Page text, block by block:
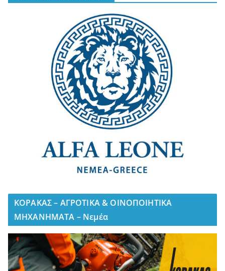
ΚΟΡΑΚΑΣ – ΑΓΡΟΤΙΚΑ & ΟΙΝΟΠΟΙΗΤΙΚΑ
ΜΗΧΑΝΗΜΑΤΑ – Νεμέα